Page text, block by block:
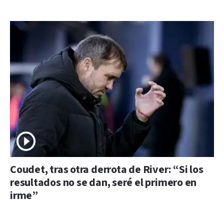
Coudet, tras otra derrota de River: “Si los
resultados no se dan, seré el primero en
irme”